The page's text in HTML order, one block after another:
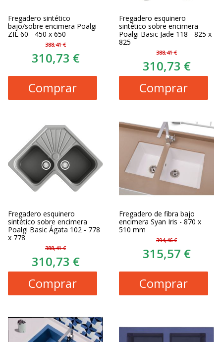
Fregadero sintético
bajo/sobre encimera Poalgi
ZIE 60 - 450 x 650
388,41 €
310,73 €
Comprar
Fregadero esquinero
sintético sobre encimera
Poalgi Basic Jade 118 - 825 x
825
388,41 €
310,73 €
Comprar
Fregadero esquinero
sintético sobre encimera
Poalgi Basic Ágata 102 - 778
x 778
388,41 €
310,73 €
Comprar
Fregadero de fibra bajo
encimera Syan Iris - 870 x
510 mm
394,46 €
315,57 €
Comprar